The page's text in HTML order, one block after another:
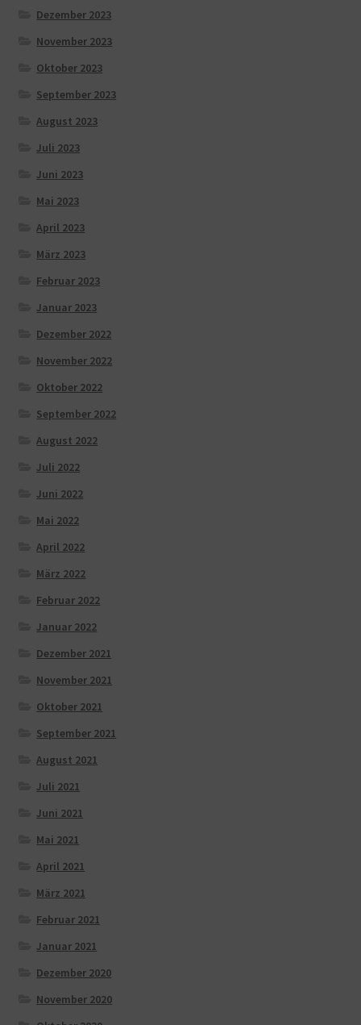
Dezember 2023
November 2023
Oktober 2023
September 2023
August 2023
Juli 2023
Juni 2023
Mai 2023
April 2023
März 2023
Februar 2023
Januar 2023
Dezember 2022
November 2022
Oktober 2022
September 2022
August 2022
Juli 2022
Juni 2022
Mai 2022
April 2022
März 2022
Februar 2022
Januar 2022
Dezember 2021
November 2021
Oktober 2021
September 2021
August 2021
Juli 2021
Juni 2021
Mai 2021
April 2021
März 2021
Februar 2021
Januar 2021
Dezember 2020
November 2020